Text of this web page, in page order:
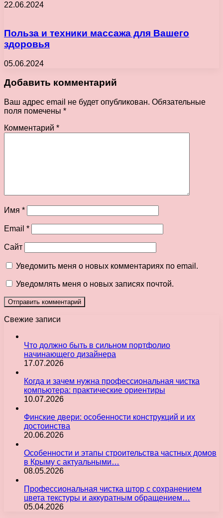
22.06.2024
Польза и техники массажа для Вашего
здоровья
05.06.2024
Добавить комментарий
Ваш адрес email не будет опубликован. Обязательные
поля помечены *
Комментарий *
Имя *
Email *
Сайт
Уведомить меня о новых комментариях по email.
Уведомлять меня о новых записях почтой.
Свежие записи
Что должно быть в сильном портфолио
начинающего дизайнера
17.07.2026
Когда и зачем нужна профессиональная чистка
компьютера: практические ориентиры
10.07.2026
Финские двери: особенности конструкций и их
достоинства
20.06.2026
Особенности и этапы строительства частных домов
в Крыму с актуальными…
08.05.2026
Профессиональная чистка штор с сохранением
цвета текстуры и аккуратным обращением…
05.04.2026